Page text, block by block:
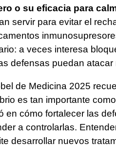
o su eficacia para
servir para evitar el
a veces interesa
defensas puedan
de Medicina 2025
es tan importante
en cómo fortalecer las
a controlarlas.
desarrollar nuevos